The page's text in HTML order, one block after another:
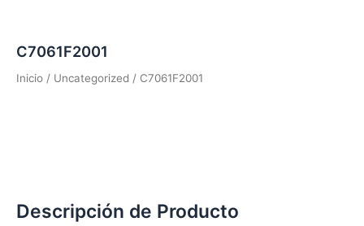
C7061F2001
Inicio / Uncategorized / C7061F2001
Descripción de Producto